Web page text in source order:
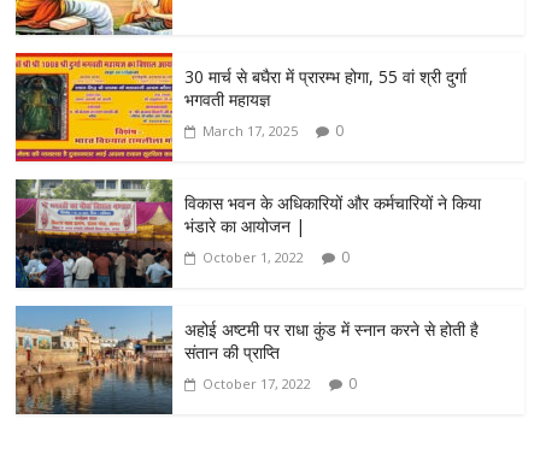
30 मार्च से बघैरा में प्रारम्भ होगा, 55 वां श्री दुर्गा
भगवती महायज्ञ
March 17, 2025 0
विकास भवन के अधिकारियों और कर्मचारियों ने किया
भंडारे का आयोजन |
October 1, 2022 0
अहोई अष्टमी पर राधा कुंड में स्नान करने से होती है
संतान की प्राप्ति
October 17, 2022 0